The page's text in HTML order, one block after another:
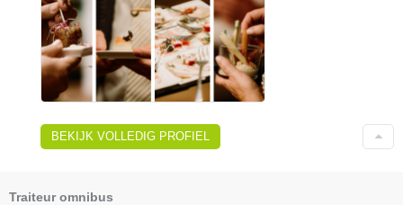
BEKIJK VOLLEDIG PROFIEL
Traiteur omnibus